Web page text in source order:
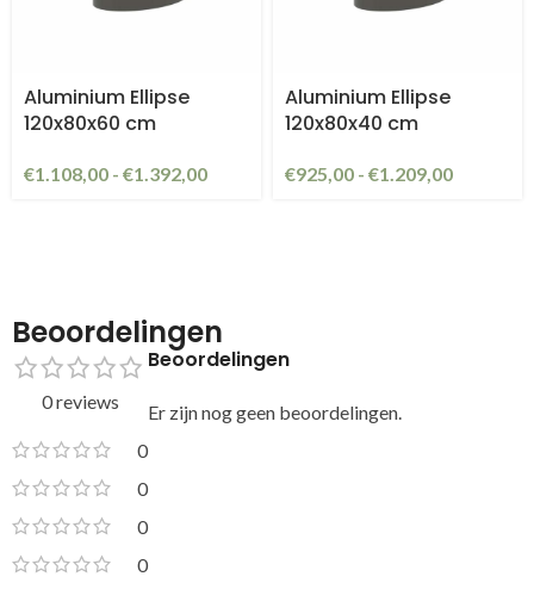
Aluminium Ellipse
120x80x60 cm
€1.108,00 - €1.392,00
Aluminium Ellipse
120x80x40 cm
€925,00 - €1.209,00
Beoordelingen
0 reviews
0
0
0
0
Beoordelingen
Er zijn nog geen beoordelingen.